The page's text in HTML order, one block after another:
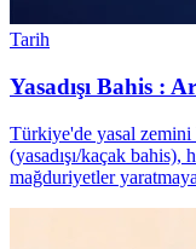
Tarih
Yasadışı Bahis :
Türkiye'de yasal zemini
(yasadışı/kaçak
mağduriyetler